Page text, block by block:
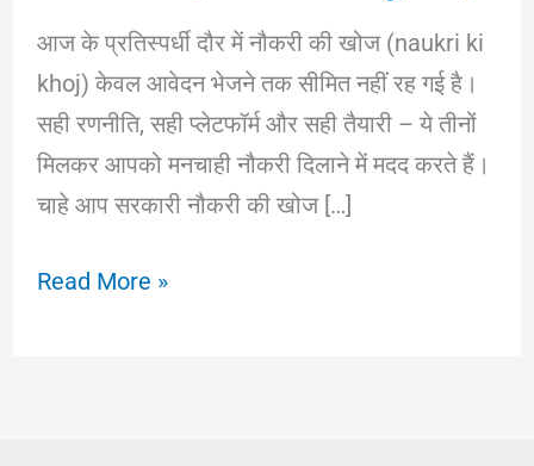
आज के प्रतिस्पर्धी दौर में नौकरी की खोज (naukri ki
khoj) केवल आवेदन भेजने तक सीमित नहीं रह गई है।
सही रणनीति, सही प्लेटफॉर्म और सही तैयारी – ये तीनों
मिलकर आपको मनचाही नौकरी दिलाने में मदद करते हैं।
चाहे आप सरकारी नौकरी की खोज […]
नौकरी
Read More »